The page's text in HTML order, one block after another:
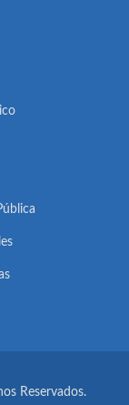
Reservados.